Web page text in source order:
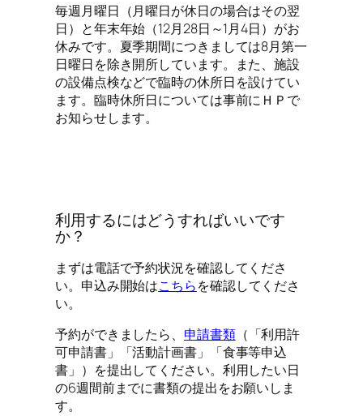
毎週月曜日（月曜日が休日の場合はその翌
日）と年末年始（12月28日～1月4日）がお
休みです。夏季期間につきましては8月第一
日曜日を除き開所しています。また、施設
の設備点検などで臨時の休所日を設けてい
ます。臨時休所日については事前にＨＰで
お知らせします。
利用するにはどうすればいいです
か？
まずは電話で予約状況を確認してくださ
い。申込み開始はこちらを確認してくださ
い。
予約ができましたら、 申請書類（「利用許
可申請書」「活動計画書」「食事等申込
書」）を提出してください。利用したい日
の6週間前までに書類の提出をお願いしま
す。